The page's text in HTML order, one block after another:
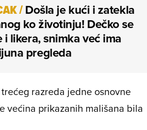
/Došla je kući i zatekla
ko životinju! Dečko se
likera, snimka već ima
pregleda
razreda jedne osnovne
većina prikazanih mališana bila